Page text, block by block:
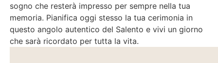
sogno che resterà impresso per sempre nella tua
memoria. Pianifica oggi stesso la tua cerimonia in
questo angolo autentico del Salento e vivi un giorno
che sarà ricordato per tutta la vita.